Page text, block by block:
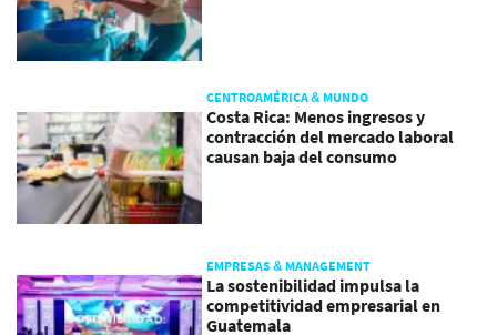
CENTROAMÉRICA & MUNDO
Costa Rica: Menos ingresos y
contracción del mercado laboral
causan baja del consumo
EMPRESAS & MANAGEMENT
La sostenibilidad impulsa la
competitividad empresarial en
Guatemala